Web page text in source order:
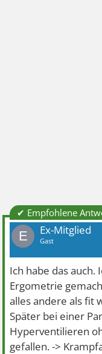
✔ Empfohlene
E Ex-Mitglied
Gast
Ich habe das
Ergometrie
alles andere als fit
Später bei einer
Hyperventilieren
gefallen. ->